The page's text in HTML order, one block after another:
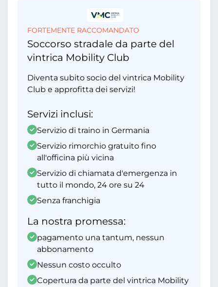
FORTEMENTE RACCOMANDATO
Soccorso stradale da parte del
vintrica Mobility Club
Diventa subito socio del vintrica Mobility
Club e approfitta dei servizi!
Servizi inclusi:
Servizio di traino in Germania
Servizio rimorchio gratuito fino
all'officina più vicina
Servizio di chiamata d'emergenza in
tutto il mondo, 24 ore su 24
Senza franchigia
La nostra promessa:
pagamento una tantum, nessun
abbonamento
Nessun costo occulto
Copertura da parte del vintrica Mobility